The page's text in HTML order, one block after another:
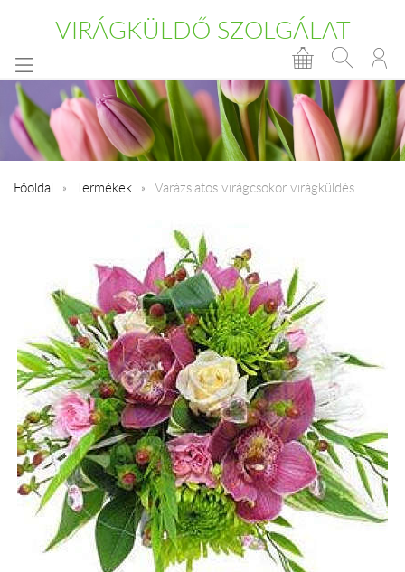
VIRÁGKÜLDŐ SZOLGÁLAT
Főoldal Termékek Varázslatos virágcsokor virágküldés